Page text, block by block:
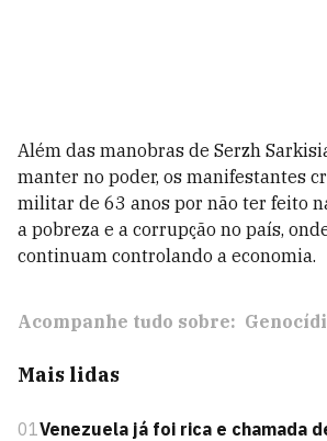
Além das manobras de Serzh
manter no poder, os manifestantes
militar de 63 anos por não ter feito
a pobreza e a corrupção no país,
continuam controlando a economia.
Acompanhe tudo sobre:
Mais lidas
01Venezuela já foi rica e chamada